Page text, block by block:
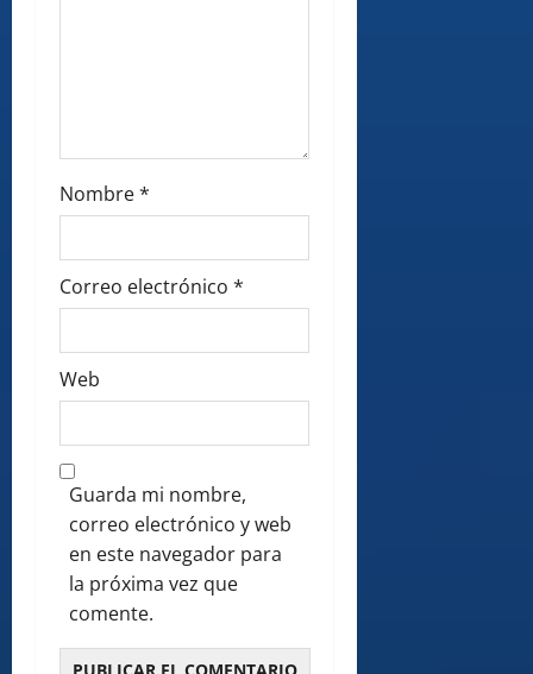
Nombre*
Correo electrónico *
Web
Guarda mi nombre,
correo electrónico y web
en este navegador para
la próxima vez que
comente.